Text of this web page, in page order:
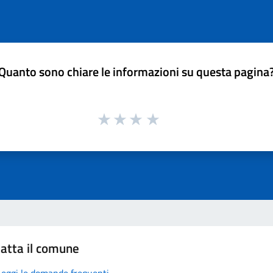
sono chiare le informazioni su questa
il comune